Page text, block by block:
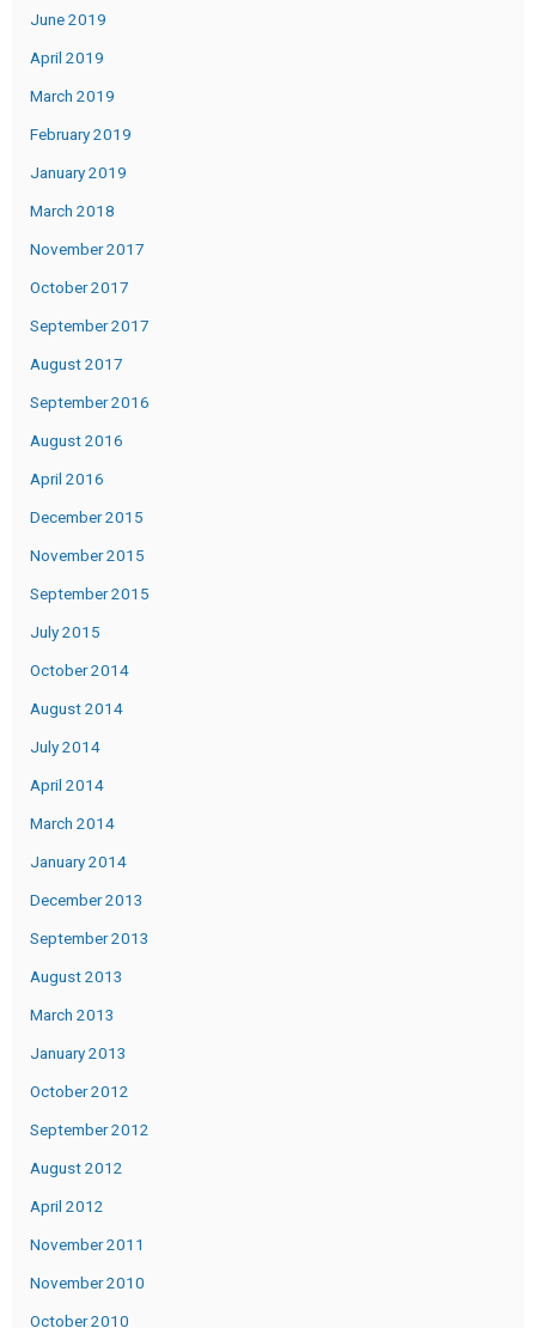
June 2019
April 2019
March 2019
February 2019
January 2019
March 2018
November 2017
October 2017
September 2017
August 2017
September 2016
August 2016
April 2016
December 2015
November 2015
September 2015
July 2015
October 2014
August 2014
July 2014
April 2014
March 2014
January 2014
December 2013
September 2013
August 2013
March 2013
January 2013
October 2012
September 2012
August 2012
April 2012
November 2011
November 2010
October 2010